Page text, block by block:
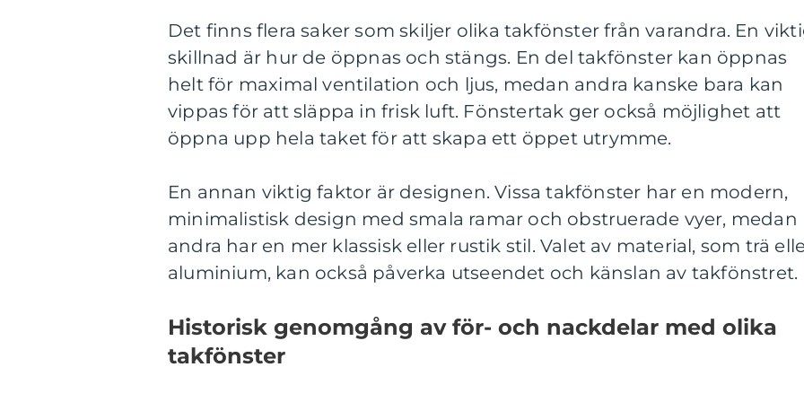
Det finns flera saker som skiljer olika takfönster från varandra. En
skillnad är hur de öppnas och stängs. En del takfönster kan öppnas
helt för maximal ventilation och ljus, medan andra kanske bara kan
vippas för att släppa in frisk luft. Fönstertak ger också möjlighet att
öppna upp hela taket för att skapa ett öppet utrymme.
En annan viktig faktor är designen. Vissa takfönster har en modern,
minimalistisk design med smala ramar och obstruerade vyer, medan
andra har en mer klassisk eller rustik stil. Valet av material, som trä
aluminium, kan också påverka utseendet och känslan av takfönstret.
Historisk genomgång av för- och nackdelar med olika
takfönster